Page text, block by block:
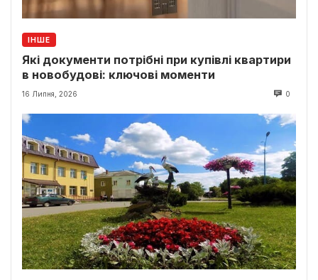
ІНШЕ
Які документи потрібні при купівлі квартири
в новобудові: ключові моменти
16 Липня, 2026 0